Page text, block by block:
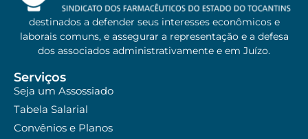
destinados a defender seus interesses econômicos e
laborais comuns, e assegurar a representação e a defesa
dos associados administrativamente e em Juízo.
Serviços
Seja um Assossiado
Tabela Salarial
Convênios e Planos